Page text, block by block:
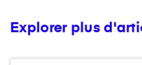
Explorer plus